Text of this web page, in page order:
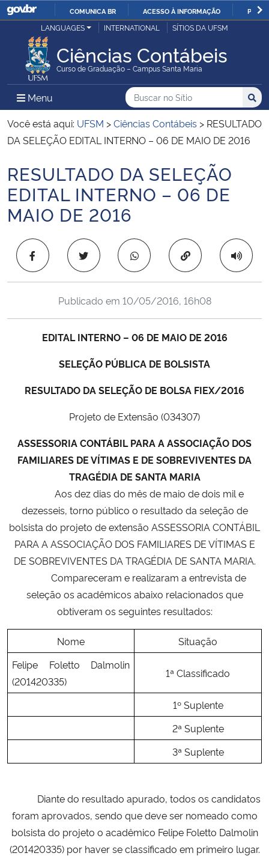
IR
O
COMUNICA BR ACESSO À INFORMAÇÃO
Ministério da Justiça e Segurança Pública
Ministério da Defesa
Ministério das Relações Exteriores
Ministério da Infraestrutura
Ministério da Agricultura, Pecuária e Abastecimento
Ministério da Educação
Ministério de Minas e Energia
Ministério do Turismo
Ministério do Desenvolvimento Regional
Ministério da Mulher, da Família e dos Direitos Humanos
Secretaria-Geral
Secretaria de Governo
Gabinete de Segurança Institucional
Advocacia-Geral da União
Banco Central do Brasil
LANGUAGES INTERNATIONAL SÍTIOS DA UFSM
Ciências Contábeis
Curso de Graduação – Campus Santa Maria
Menu Menu Principal do Sítio
Busca
Buscar no no Sítio
Busca:
Você está aqui: UFSM >Ciências Contábeis > RESULTADO
DA SELEÇÃO EDITAL INTERNO – 06 DE MAIO DE 2016
Início do conteúdo
RESULTADO DA SELEÇÃO
EDITAL INTERNO – 06 DE
MAIO DE 2016
Copiar para área
Publicado em 10/05/2016, 16h08
EDITAL INTERNO – 06 DE MAIO DE 2016
SELEÇÃO PÚBLICA DE BOLSISTA
RESULTADO DA SELEÇÃO DE BOLSA FIEX/2016
Projeto de Extensão (034307)
ASSESSORIA CONTÁBIL PARA A ASSOCIAÇÃO DOS
FAMILIARES DE VÍTIMAS E DE SOBREVIVENTES DA
TRAGÉDIA DE SANTA MARIA
Aos dez dias do mês de maio de dois mil e
dezesseis, torno público o resultado da seleção de
bolsista do projeto de extensão ASSESSORIA CONTÁBIL
PARA A ASSOCIAÇÃO DOS FAMILIARES DE VÍTIMAS E
DE SOBREVIVENTES DA TRAGÉDIA DE SANTA MARIA.
Compareceram e realizaram a entrevista de
seleção os acadêmicos abaixo relacionados que
obtiveram os seguintes resultados:
Nome
Situação
Felipe Foletto Dalmolin
(201420335)
1ª Classificado
1º Suplente
2ª Suplente
3ª Suplente
Diante do resultado apurado, todos os candidatos
foram aprovados, sendo que deve ser nomeado como
bolsista do projeto o acadêmico Felipe Foletto Dalmolin
(201420335) por haver se classificado em primeiro lugar.